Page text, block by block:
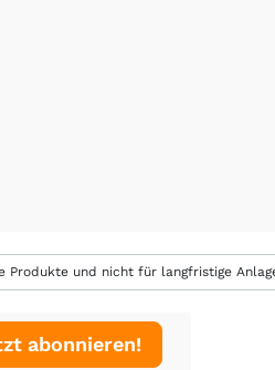
und nicht für langfristige
abonnieren!